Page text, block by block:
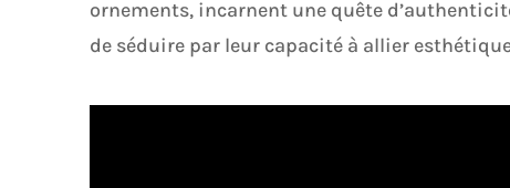
ornements, incarnent une quête
de séduire par leur capacité à allier